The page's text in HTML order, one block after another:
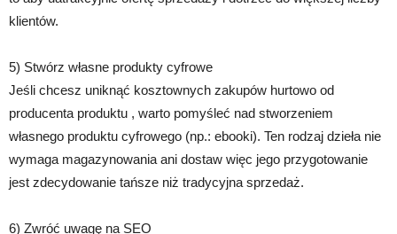
klientów.
5) Stwórz własne produkty cyfrowe
Jeśli chcesz uniknąć kosztownych zakupów hurtowo od
producenta produktu , warto pomyśleć nad stworzeniem
własnego produktu cyfrowego (np.: ebooki). Ten rodzaj dzieła nie
wymaga magazynowania ani dostaw więc jego przygotowanie
jest zdecydowanie tańsze niż tradycyjna sprzedaż.
6) Zwróć uwagę na SEO